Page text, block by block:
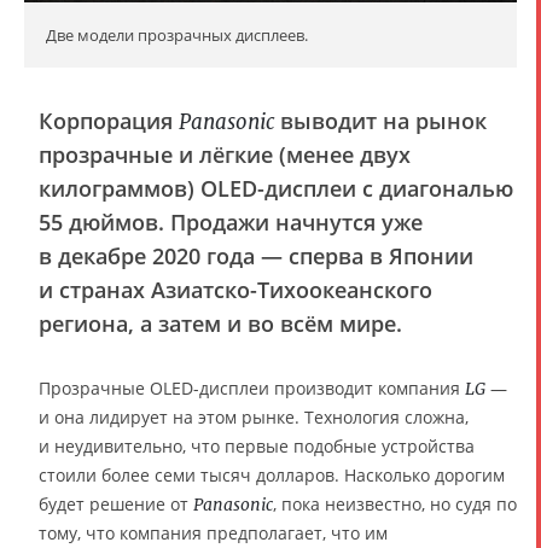
Две модели прозрачных дисплеев.
Корпорация Panasonicвыводит на рынок
прозрачные и лёгкие (менее двух
килограммов) OLED-дисплеи с диагональю
55 дюймов. Продажи начнутся уже
в декабре 2020 года — сперва в Японии
и странах Азиатско-Тихоокеанского
региона, а затем и во всём мире.
Прозрачные OLED-дисплеи производит компания LG —
и она лидирует на этом рынке. Технология сложна,
и неудивительно, что первые подобные устройства
стоили более семи тысяч долларов. Насколько дорогим
будет решение от Panasonic, пока неизвестно, но судя по
тому, что компания предполагает, что им